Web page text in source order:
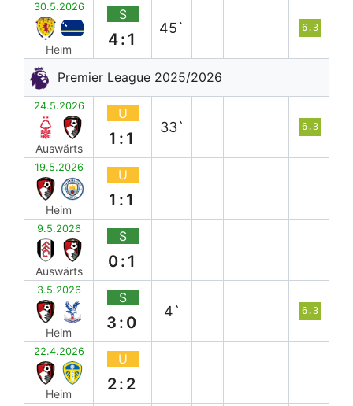
30.5.2026
Heim
S
4:1
45` 6.3
Premier League 2025/2026
24.5.2026
Auswärts
U
1:1
33` 6.3
19.5.2026
Heim
U
1:1
9.5.2026
Auswärts
S
0:1
3.5.2026
Heim
S
3:0
4` 6.3
22.4.2026
Heim
U
2:2